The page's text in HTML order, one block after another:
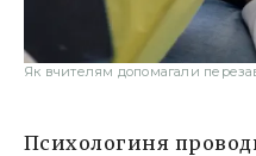
Як вчителям допомагали
Психологиня